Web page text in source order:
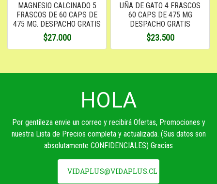
MAGNESIO CALCINADO 5
FRASCOS DE 60 CAPS DE
475 MG. DESPACHO GRATIS
$27.000
UÑA DE GATO 4 FRASCOS
60 CAPS DE 475 MG
DESPACHO GRATIS
$23.500
HOLA
Por gentileza envie un correo y recibirá Ofertas, Promociones y
nuestra Lista de Precios completa y actualizada. (Sus datos son
absolutamente CONFIDENCIALES) Gracias
VIDAPLUS@VIDAPLUS.CL